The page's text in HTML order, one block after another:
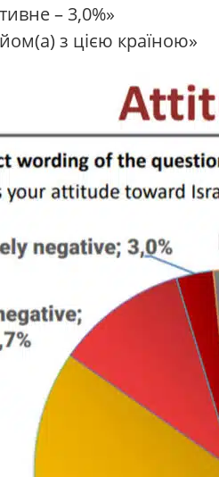
– 3,0%»
з цією країною»